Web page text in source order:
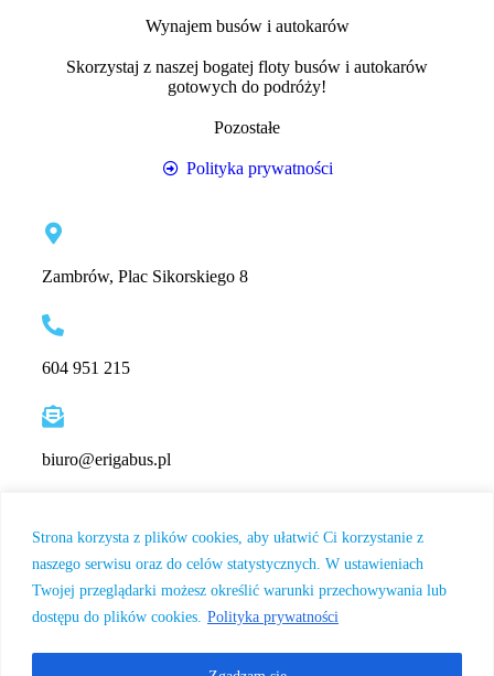
Strona korzysta z plików cookies, aby ułatwić Ci korzystanie z
naszego serwisu oraz do celów statystycznych. W ustawieniach
Twojej przeglądarki możesz określić warunki przechowywania lub
dostępu do plików cookies. Polityka prywatności
Wynajem busów i autokarów
Skorzystaj z naszej bogatej floty busów i autokarów
gotowych do podróży!
Pozostałe
Polityka prywatności
Zambrów, Plac Sikorskiego 8
604 951 215
biuro@erigabus.pl
© 2026 LukAn Media Łukasz Całko